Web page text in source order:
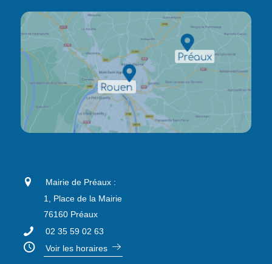
Mairie de Préaux :
1, Place de la Mairie
76160 Préaux
02 35 59 02 63
Voir les horaires